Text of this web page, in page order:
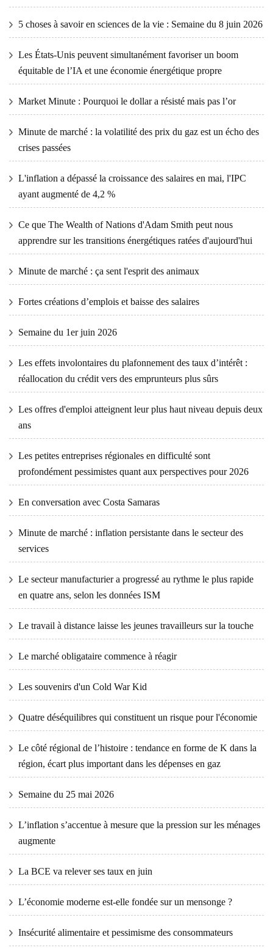
5 choses à savoir en sciences de la vie : Semaine du 8 juin 2026
Les États-Unis peuvent simultanément favoriser un boom
équitable de l’IA et une économie énergétique propre
Market Minute : Pourquoi le dollar a résisté mais pas l’or
Minute de marché : la volatilité des prix du gaz est un écho des
crises passées
L'inflation a dépassé la croissance des salaires en mai, l'IPC
ayant augmenté de 4,2 %
Ce que The Wealth of Nations d'Adam Smith peut nous
apprendre sur les transitions énergétiques ratées d'aujourd'hui
Minute de marché : ça sent l'esprit des animaux
Fortes créations d’emplois et baisse des salaires
Semaine du 1er juin 2026
Les effets involontaires du plafonnement des taux d’intérêt :
réallocation du crédit vers des emprunteurs plus sûrs
Les offres d'emploi atteignent leur plus haut niveau depuis deux
ans
Les petites entreprises régionales en difficulté sont
profondément pessimistes quant aux perspectives pour 2026
En conversation avec Costa Samaras
Minute de marché : inflation persistante dans le secteur des
services
Le secteur manufacturier a progressé au rythme le plus rapide
en quatre ans, selon les données ISM
Le travail à distance laisse les jeunes travailleurs sur la touche
Le marché obligataire commence à réagir
Les souvenirs d'un Cold War Kid
Quatre déséquilibres qui constituent un risque pour l'économie
Le côté régional de l’histoire : tendance en forme de K dans la
région, écart plus important dans les dépenses en gaz
Semaine du 25 mai 2026
L’inflation s’accentue à mesure que la pression sur les ménages
augmente
La BCE va relever ses taux en juin
L’économie moderne est-elle fondée sur un mensonge ?
Insécurité alimentaire et pessimisme des consommateurs